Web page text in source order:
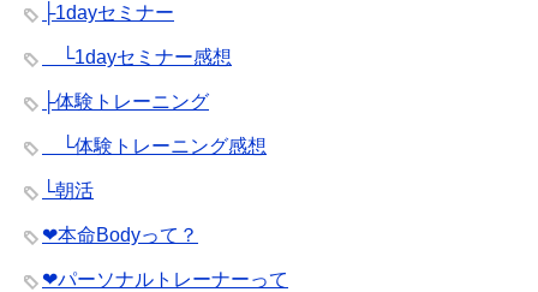
├1dayセミナー
└1dayセミナー感想
├体験トレーニング
└体験トレーニング感想
└朝活
❤︎本命Bodyって？
❤︎パーソナルトレーナーって